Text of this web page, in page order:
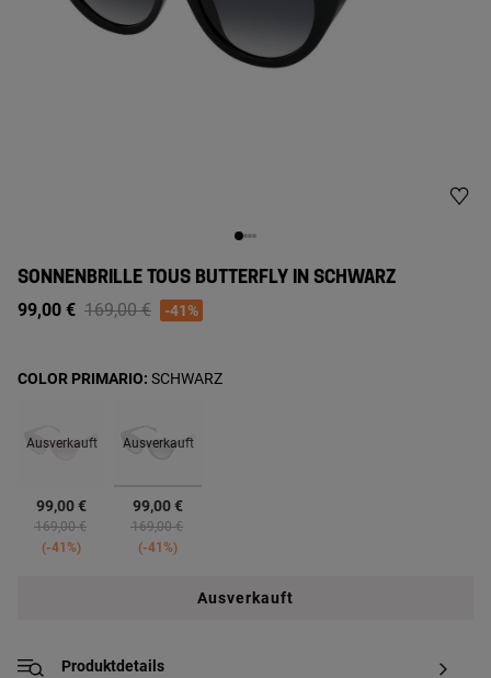
SONNENBRILLE TOUS BUTTERFLY IN SCHWARZ
99,00 € Price reduced from
169,00 €to-41%
Ausverkauft
99,00 €
Price reduced from
169,00 €to
-41%
Ausverkauft
Ausgewählt
99,00 €
Price reduced from
169,00 €to
-41%
COLOR PRIMARIO: SCHWARZ
Ausverkauft
Produktdetails